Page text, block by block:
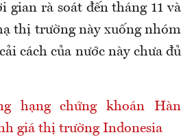
gian rà soát đến tháng 11 và
thị trường này xuống nhóm
cách của nước này chưa đủ
hạng chứng khoán Hàn
giá thị trường Indonesia